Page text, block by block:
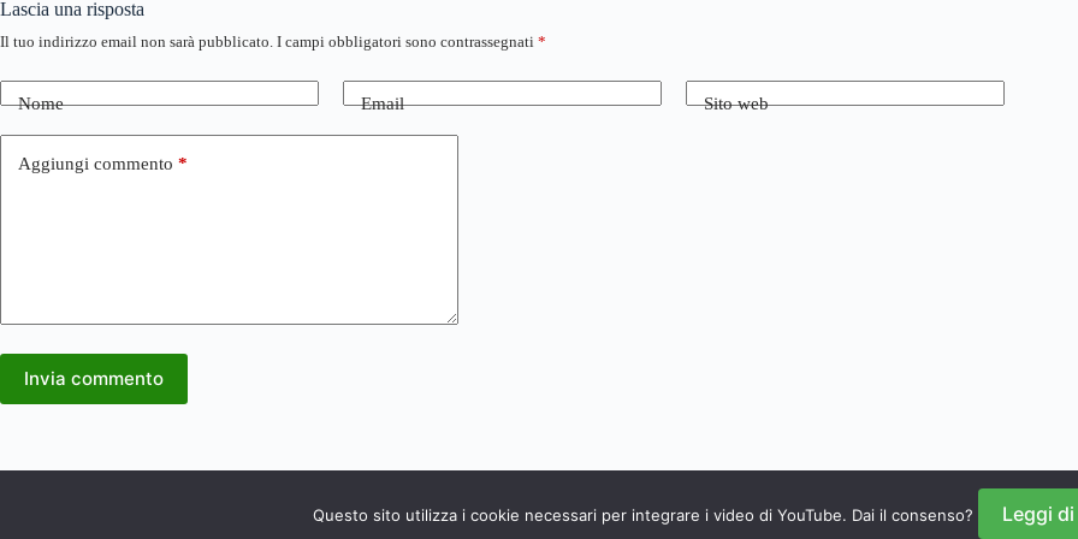
Lascia una risposta
Il tuo indirizzo email non sarà pubblicato. I campi obbligatori sono contrassegnati *
Nome Email Sito web
Aggiungi commento *
Invia commento
Questo sito utilizza i cookie necessari per integrare i video di YouTube. Dai il consenso? Leggi